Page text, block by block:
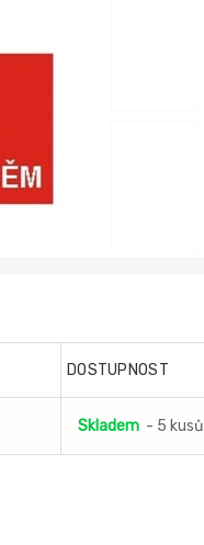
DOSTUPNOST
Skladem - 5 kusů